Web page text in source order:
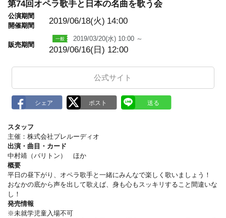
第74回オペラ歌手と日本の名曲を歌う会
公演期間
開催期間
2019/06/18(火) 14:00
販売期間
2019/03/20(水) 10:00 ～
2019/06/16(日) 12:00
公式サイト
スタッフ
主催：株式会社プレルーディオ
出演・曲目・カード
中村靖（バリトン） ほか
概要
平日の昼下がり、オペラ歌手と一緒にみんなで楽しく歌いましょう！
おなかの底から声を出して歌えば、身も心もスッキリすること間違いな
し！
発売情報
※未就学児童入場不可